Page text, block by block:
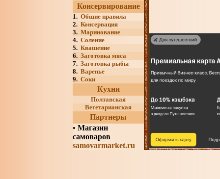
Консервирование
1. Общие правила
2. Консервация
3. Маринование
4. Соление
5. Квашение
6. Заготовка мяса
7. Заготовка рыбы
8. Варенье
9. Соки
Кухни
Полтавская
Вегетарианская
Партнеры
• Магазин
самоваров
samovarmarket.ru